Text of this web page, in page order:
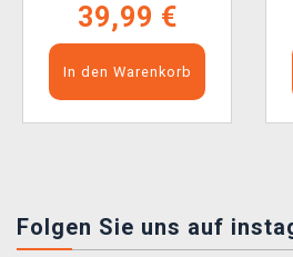
39,99 €
In den Warenkorb
Folgen Sie uns auf